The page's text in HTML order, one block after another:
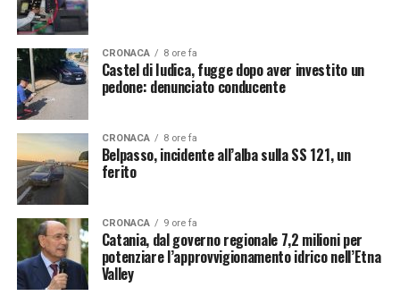
CRONACA 8 ore fa
Castel di Iudica, fugge dopo aver investito un
pedone: denunciato conducente
CRONACA 8 ore fa
Belpasso, incidente all’alba sulla SS 121, un
ferito
CRONACA 9 ore fa
Catania, dal governo regionale 7,2 milioni per
potenziare l’approvvigionamento idrico nell’Etna
Valley